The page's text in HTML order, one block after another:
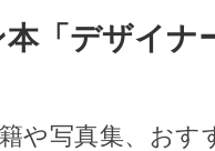
「デザイナ
や写真集、おす